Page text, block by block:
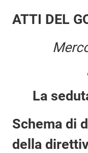
ATTI DEL
La
Schema di
della